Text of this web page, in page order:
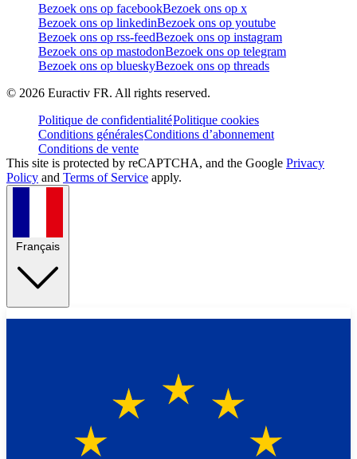
Bezoek ons op facebookBezoek ons op x
Bezoek ons op linkedinBezoek ons op youtube
Bezoek ons op rss-feedBezoek ons op instagram
Bezoek ons op mastodonBezoek ons op telegram
Bezoek ons op blueskyBezoek ons op threads
© 2026 Euractiv FR. All rights reserved.
Politique de confidentialitéPolitique cookies
Conditions généralesConditions d’abonnement
Conditions de vente
This site is protected by reCAPTCHA, and the Google Privacy
Policy and Terms of Service apply.
Français